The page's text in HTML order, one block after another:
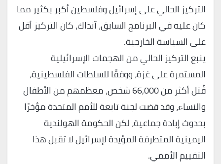
التركيز الحالي على إسرائيل وفلسطين أكبر بكثير مما
كان عليه في البرنامج السابق، آنذاك، كان التركيز أقل
على السياسة الخارجية.
ينبع التركيز الحالي من الهجمات الإسرائيلية
المستمرة على غزة، ووفقًا للسلطات الفلسطينية،
قُتل أكثر من 66,000 شخص، معظمهم من الأطفال
والنساء، وقد قضت لجنة تابعة للأمم المتحدة مؤخرًا
بحدوث إبادة جماعية، لكن الحكومة الهولندية
اليمينية المتطرفة المؤيدة لإسرائيل لا تقبل هذا
التقييم الأممي.